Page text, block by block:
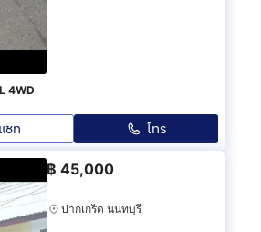
4WD
แชท โทร
฿ 45,000
ปากเกร็ด นนทบุรี